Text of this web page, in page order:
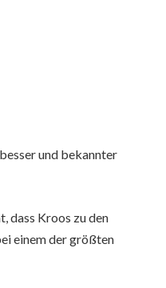
und bekannter
dass Kroos zu den
einem der größten